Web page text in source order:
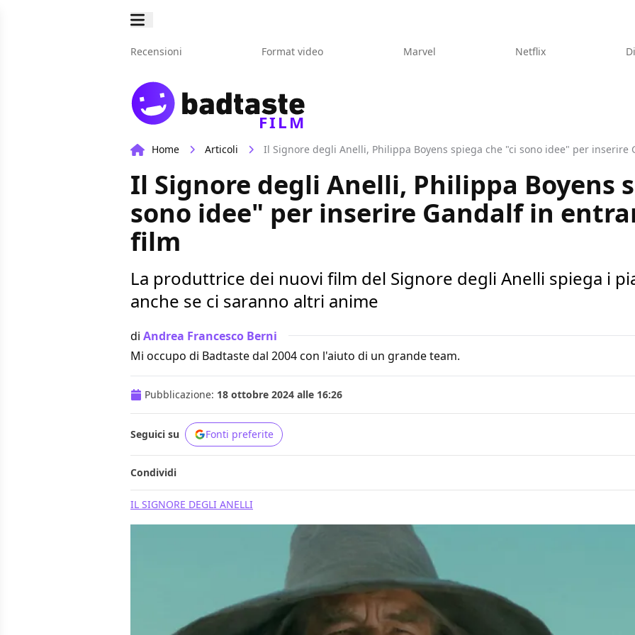
Recensioni Format video Marvel Netflix
FILM
Home Articoli Il Signore degli Anelli, Philippa Boyens spiega che "ci sono idee" per
Il Signore degli Anelli, Philippa Boyens
sono idee" per inserire Gandalf in
film
La produttrice dei nuovi film del Signore degli Anelli spiega i
anche se ci saranno altri anime
di Andrea Francesco Berni
Mi occupo di Badtaste dal 2004 con l'aiuto di un grande team.
Pubblicazione: 18 ottobre 2024 alle 16:26
Seguici su Fonti preferite
Condividi
IL SIGNORE DEGLI ANELLI